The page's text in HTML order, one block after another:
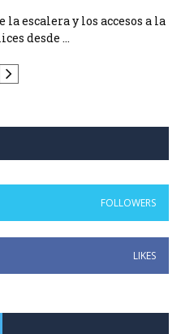
escalera y los accesos a la
desde ...
FOLLOWERS
LIKES